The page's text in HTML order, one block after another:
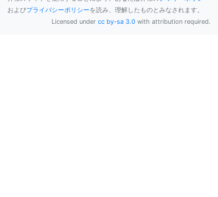
およびプライバシーポリシーを読み、理解したものとみなされます。
Licensed under cc by-sa 3.0 with attribution required.